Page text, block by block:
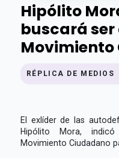
Hipólito
buscará
RÉPLICA DE MEDIOS
El exlíder de las
Hipólito Mora,
Movimiento Ciudadano